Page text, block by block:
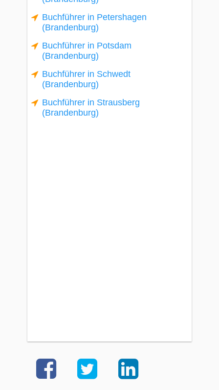
Buchführer in Petershagen
(Brandenburg)
Buchführer in Potsdam
(Brandenburg)
Buchführer in Schwedt
(Brandenburg)
Buchführer in Strausberg
(Brandenburg)